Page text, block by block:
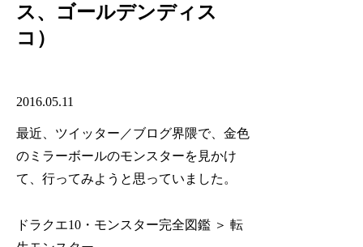
ス、ゴールデンディス
コ）
2016.05.11
最近、ツイッター／ブログ界隈で、金色
のミラーボールのモンスターを見かけ
て、行ってみようと思っていました。
ドラクエ10・モンスター完全図鑑 ＞ 転